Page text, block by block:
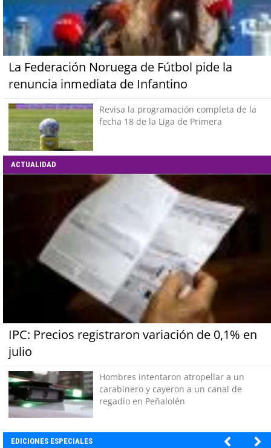
La Federación Noruega de Fútbol pide la
renuncia inmediata de Infantino
Revisa la programación completa de la
fecha 18 de la Liga de Primera
ACTUALIDAD
IPC: Precios registraron variación de 0,1% en
julio
Hombres intentaron atropellar a un
carabinero y cayeron a un canal de
regadío en Peñalolén
EDICIONES ESPECIALES